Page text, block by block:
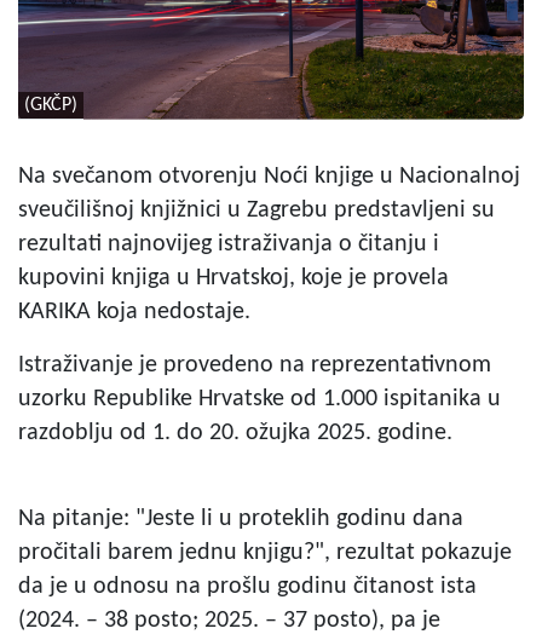
(GKČP)
Na svečanom otvorenju Noći knjige u Nacionalnoj
sveučilišnoj knjižnici u Zagrebu predstavljeni su
rezultati najnovijeg istraživanja o čitanju i
kupovini knjiga u Hrvatskoj, koje je provela
KARIKA koja nedostaje.
Istraživanje je provedeno na reprezentativnom
uzorku Republike Hrvatske od 1.000 ispitanika u
razdoblju od 1. do 20. ožujka 2025. godine.
Na pitanje: "Jeste li u proteklih godinu dana
pročitali barem jednu knjigu?", rezultat pokazuje
da je u odnosu na prošlu godinu čitanost ista
(2024. – 38 posto; 2025. – 37 posto), pa je